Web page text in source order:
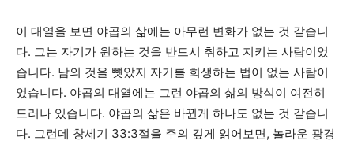
이 대열을 보면 야곱의 삶에는 아무런 변화가 없는 것 같습니
다. 그는 자기가 원하는 것을 반드시 취하고 지키는 사람이었
습니다. 남의 것을 뻇았지 자기를 희생하는 법이 없는 사람이
었습니다. 야곱의 대열에는 그런 야곱의 삶의 방식이 여전히
드러나 있습니다. 야곱의 삶은 바뀐게 하나도 없는 것 같습니
다. 그런데 창세기 33:3절을 주의 깊게 읽어보면, 놀라운 광경